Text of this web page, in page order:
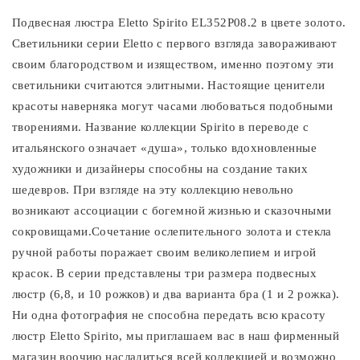
Подвесная люстра Eletto Spirito EL352P08.2 в цвете золото.
Светильники серии Eletto с первого взгляда завораживают
своим благородством и изяществом, именно поэтому эти
светильники считаются элитными. Настоящие ценители
красоты наверняка могут часами любоваться подобными
творениями. Название коллекции Spirito в переводе с
итальянского означает «душа», только вдохновленные
художники и дизайнеры способны на создание таких
шедевров. При взгляде на эту коллекцию невольно
возникают ассоциации с богемной жизнью и сказочными
сокровищами.Сочетание ослепительного золота и стекла
ручной работы поражает своим великолепием и игрой
красок. В серии представлены три размера подвесных
люстр (6,8, и 10 рожков) и два варианта бра (1 и 2 рожка).
Ни одна фотография не способна передать всю красоту
люстр Eletto Spirito, мы приглашаем вас в наш фирменный
магазин воочию насладиться всей коллекцией и возможно